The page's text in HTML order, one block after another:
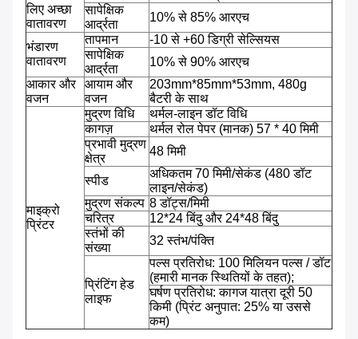
लिए अच्छा
वातावरण
सापेक्षिक
आर्द्रता
10% से 85% आरएच
भंडारण
वातावरण
तापमान
-10 से +60 डिग्री सेल्सियस
सापेक्षिक
आर्द्रता
10% से 90% आरएच
आकार और
वजन
आयाम और
वजन
203mm*85mm*53mm, 480g
बैटरी के साथ
माइक्रो
प्रिंटर
मुद्रण विधि
थर्मल-लाइन डॉट विधि
कागज़
थर्मल रोल पेपर (मानक) 57 * 40 मिमी
प्रभावी मुद्रण
क्षेत्र
48 मिमी
स्पीड
अधिकतम 70 मिमी/सेकंड (480 डॉट
लाइन/सेकंड)
मुद्रण संकल्प 8 डॉट्स/मिमी
चरित्र
12*24 बिंदु और 24*48 बिंदु
स्तंभों की
संख्या
32 स्तंभ/पंक्ति
प्रिंटिंग हेड
लाइफ
पल्स प्रतिरोध: 100 मिलियन पल्स / डॉट
(हमारी मानक स्थितियों के तहत);
घर्षण प्रतिरोध: कागज यात्रा दूरी 50
किमी (प्रिंट अनुपात: 25% या उससे
कम)